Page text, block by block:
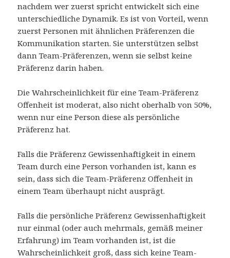
nachdem wer zuerst spricht entwickelt sich eine
unterschiedliche Dynamik. Es ist von Vorteil, wenn
zuerst Personen mit ähnlichen Präferenzen die
Kommunikation starten. Sie unterstützen selbst
dann Team-Präferenzen, wenn sie selbst keine
Präferenz darin haben.
Die Wahrscheinlichkeit für eine Team-Präferenz
Offenheit ist moderat, also nicht oberhalb von 50%,
wenn nur eine Person diese als persönliche
Präferenz hat.
Falls die Präferenz Gewissenhaftigkeit in einem
Team durch eine Person vorhanden ist, kann es
sein, dass sich die Team-Präferenz Offenheit in
einem Team überhaupt nicht ausprägt.
Falls die persönliche Präferenz Gewissenhaftigkeit
nur einmal (oder auch mehrmals, gemäß meiner
Erfahrung) im Team vorhanden ist, ist die
Wahrscheinlichkeit groß, dass sich keine Team-